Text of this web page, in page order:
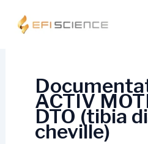
contenu
ACTIV
DTO (tibia
cheville)